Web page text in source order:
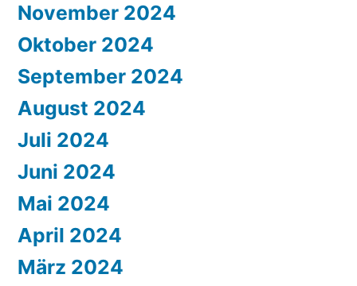
November 2024
Oktober 2024
September 2024
August 2024
Juli 2024
Juni 2024
Mai 2024
April 2024
März 2024